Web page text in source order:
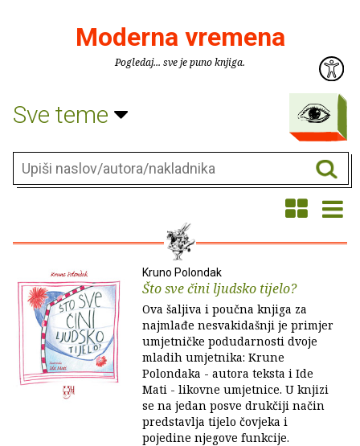
Moderna vremena
Pogledaj... sve je puno knjiga.
Sve teme
Kruno Polondak
Što sve čini ljudsko tijelo?
Ova šaljiva i poučna knjiga za
najmlađe nesvakidašnji je primjer
umjetničke podudarnosti dvoje
mladih umjetnika: Krune
Polondaka - autora teksta i Ide
Mati - likovne umjetnice. U knjizi
se na jedan posve drukčiji način
predstavlja tijelo čovjeka i
pojedine njegove funkcije.